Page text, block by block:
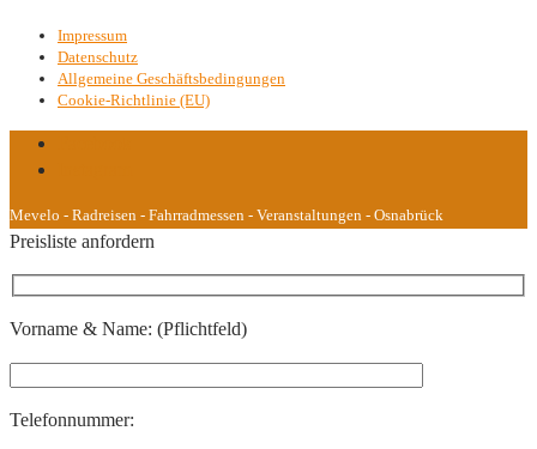
Impressum
Datenschutz
Allgemeine Geschäftsbedingungen
Cookie-Richtlinie (EU)
Mevelo - Radreisen - Fahrradmessen - Veranstaltungen - Osnabrück
Preisliste anfordern
Vorname & Name: (Pflichtfeld)
Telefonnummer: